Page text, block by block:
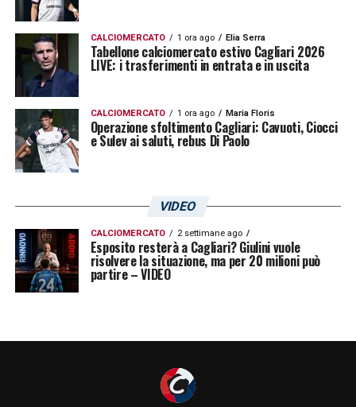
LA PLAYLIST DELLE NOSTRE TOP NEWS
CALCIOMERCATO 1 ora ago Elia Serra
Tabellone calciomercato estivo Cagliari 2026
LIVE: i trasferimenti in entrata e in uscita
CALCIOMERCATO 1 ora ago Maria Floris
Operazione sfoltimento Cagliari: Cavuoti, Ciocci
e Sulev ai saluti, rebus Di Paolo
VIDEO
CALCIOMERCATO 2 settimane ago
Esposito resterà a Cagliari? Giulini vuole
risolvere la situazione, ma per 20 milioni può
partire – VIDEO